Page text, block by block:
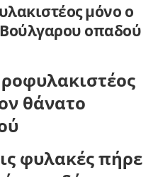
μόνο ο
Βούλγαρου οπαδού
φυλακές πήρε